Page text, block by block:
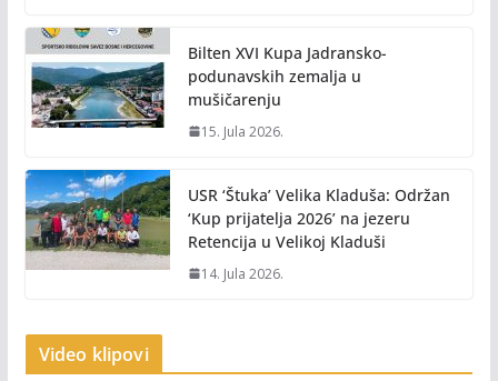
Bilten XVI Kupa Jadransko-
podunavskih zemalja u
mušičarenju
15. Jula 2026.
USR ‘Štuka’ Velika Kladuša: Održan
‘Kup prijatelja 2026’ na jezeru
Retencija u Velikoj Kladuši
14. Jula 2026.
Video klipovi